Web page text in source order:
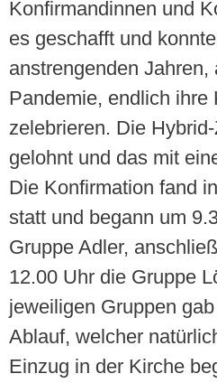
Konfirmandinnen und
es geschafft und
anstrengenden Jahren,
Pandemie, endlich ihre
zelebrieren. Die
gelohnt und das mit
Die Konfirmation fand
statt und begann um
Gruppe Adler,
12.00 Uhr die Gruppe
jeweiligen Gruppen
Ablauf, welcher
Einzug in der Kirche